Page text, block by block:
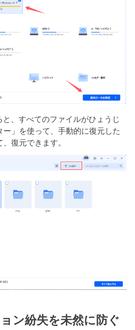
、すべてのファイルがひょうじ
ー」を使って、手動的に復元した
復元できます。
ン紛失を未然に防ぐ